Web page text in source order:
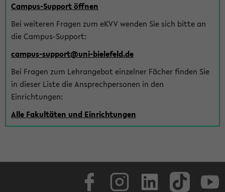
Campus-Support öffnen
Bei weiteren Fragen zum eKVV wenden Sie sich bitte an
die Campus-Support:
campus-support@uni-bielefeld.de
Bei Fragen zum Lehrangebot einzelner Fächer finden Sie
in dieser Liste die Ansprechpersonen in den
Einrichtungen:
Alle Fakultäten und Einrichtungen